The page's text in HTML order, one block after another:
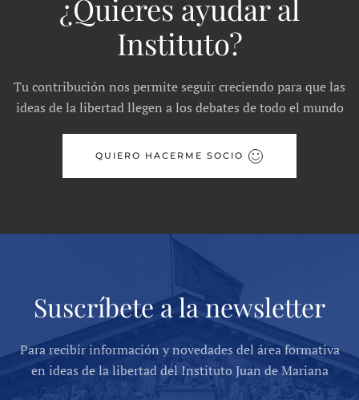
¿Quieres ayudar al
Instituto?
Tu contribución nos permite seguir creciendo para que las
ideas de la libertad llegen a los debates de todo el mundo
QUIERO HACERME SOCIO
Suscríbete a la newsletter
Para recibir información y novedades del área formativa
en ideas de la libertad del Instituto Juan de Mariana